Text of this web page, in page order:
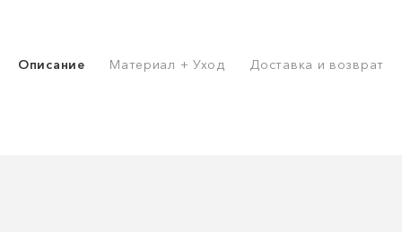
Описание Материал + Уход Доставка и возврат